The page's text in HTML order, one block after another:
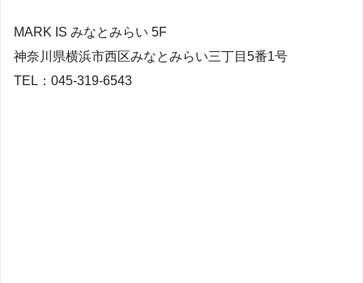
MARK IS みなとみらい 5F
神奈川県横浜市西区みなとみらい三丁目5番1号
TEL：045-319-6543